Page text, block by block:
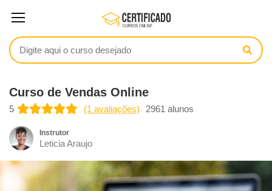
Curso de Vendas Online
5 (1 avaliações) 2961 alunos
Instrutor
Leticia Araujo